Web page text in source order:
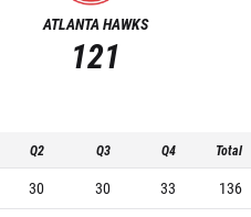
ATLANTA HAWKS
121
Q2 Q3 Q4 Total
30 30 33
136